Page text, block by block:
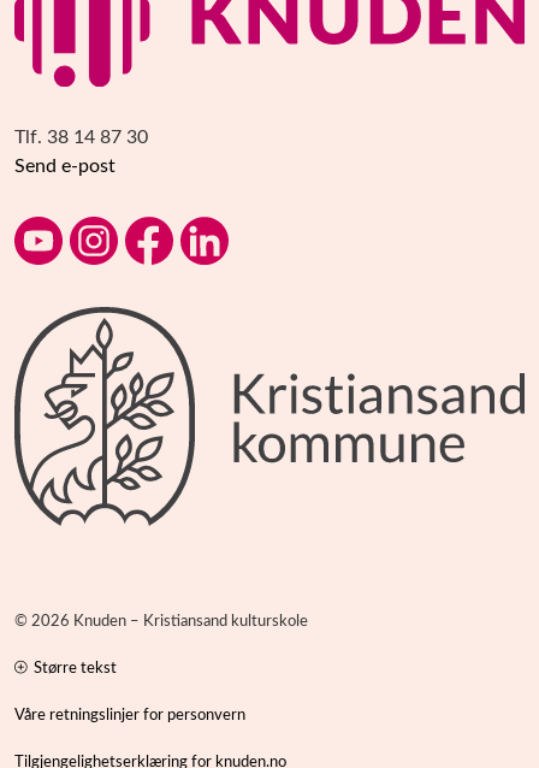
Tlf. 38 14 87 30
Send e-post
© 2026 Knuden – Kristiansand kulturskole
Større tekst
Våre retningslinjer for personvern
Tilgjengelighetserklæring for knuden.no